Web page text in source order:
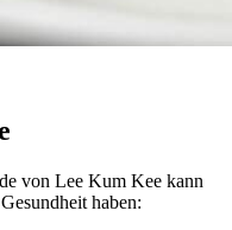
von Lee Kum Kee kann
haben: